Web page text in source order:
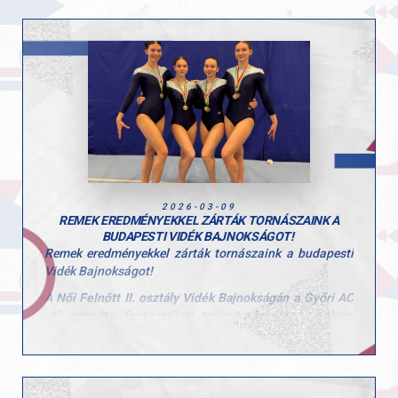
A kadet mezőnyben Körmendi Zerind ugrásban lett a
„Magyar Köztársaság Szerbajnoka”. Talajon
ezüstérmet szerzett, korláton pedig a 4. helyen zárt.
hétvége eredményei jól mutatják a szakosztályban
zajló tudatos és következetes munkát, valamint a
versenyzők fejlődését.
Gratulálunk a sportolóknak és edzőiknek a
teljesítményhez. Hajrá GYAC!
2026-03-09
REMEK EREDMÉNYEKKEL ZÁRTÁK TORNÁSZAINK A
BUDAPESTI VIDÉK BAJNOKSÁGOT!
Remek eredményekkel zárták tornászaink a budapesti
Vidék Bajnokságot!
A Női Felnőtt II. osztály Vidék Bajnokságána Győri AC
„A” csapata fantasztikus teljesítménnyel1. helyen
5. helyet szerezte meg
Csapatbajnok (GYAC „A”):
Tóth-Prépost Petra, Linnert Noémi Anna, Zsédely